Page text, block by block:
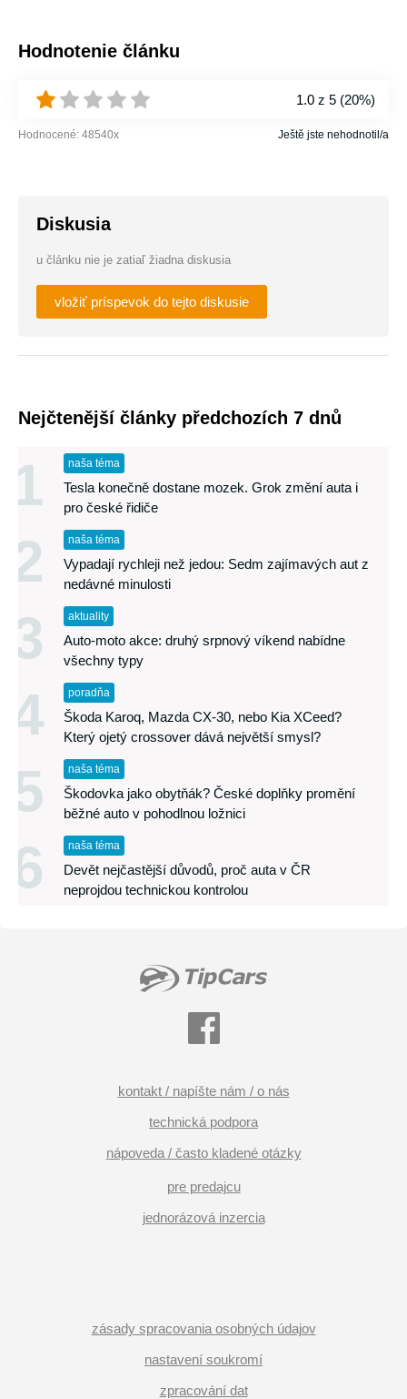
Hodnotenie článku
1.0 z 5 (20%)
Hodnocené: 48540x Ještě jste nehodnotil/a
Diskusia
u článku nie je zatiaľ žiadna diskusia
vložiť príspevok do tejto diskusie
Nejčtenější články předchozích 7 dnů
1 naša téma
Tesla konečně dostane mozek. Grok změní auta i
pro české řidiče
2 naša téma
Vypadají rychleji než jedou: Sedm zajímavých aut z
nedávné minulosti
3 aktuality
Auto-moto akce: druhý srpnový víkend nabídne
všechny typy
4 poradňa
Škoda Karoq, Mazda CX-30, nebo Kia XCeed?
Který ojetý crossover dává největší smysl?
5 naša téma
Škodovka jako obytňák? České doplňky promění
běžné auto v pohodlnou ložnici
6 naša téma
Devět nejčastější důvodů, proč auta v ČR
neprojdou technickou kontrolou
kontakt / napíšte nám / o nás
technická podpora
nápoveda / často kladené otázky
pre predajcu
jednorázová inzercia
zásady spracovania osobných údajov
nastavení soukromí
zpracování dat